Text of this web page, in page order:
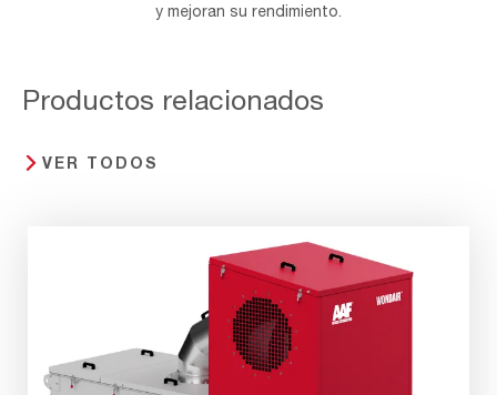
y mejoran su rendimiento.
Productos relacionados
VER TODOS